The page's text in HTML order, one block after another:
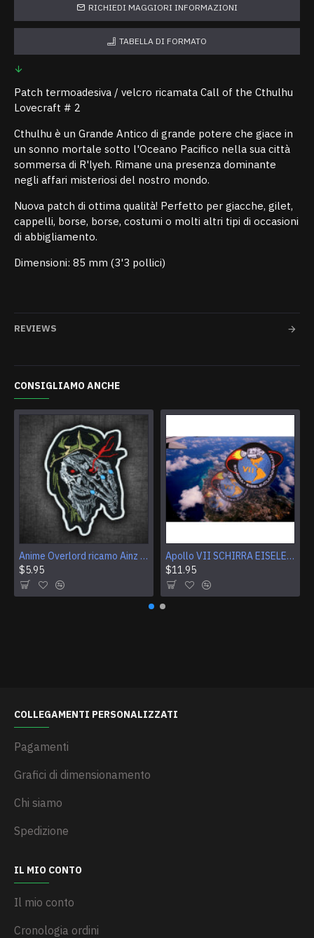
RICHIEDI MAGGIORI INFORMAZIONI
TABELLA DI FORMATO
Patch termoadesiva / velcro ricamata Call of the Cthulhu
Lovecraft # 2
Cthulhu è un Grande Antico di grande potere che giace in
un sonno mortale sotto l'Oceano Pacifico nella sua città
sommersa di R'lyeh. Rimane una presenza dominante
negli affari misteriosi del nostro mondo.
Nuova patch di ottima qualità! Perfetto per giacche, gilet,
cappelli, borse, borse, costumi o molti altri tipi di occasioni
di abbigliamento.
Dimensioni: 85 mm (3'3 pollici)
REVIEWS
CONSIGLIAMO ANCHE
Anime Overlord ricamo Ainz Ooal Gown patch Sorcerer King Iron-on patch Hook and loop Mga ricamato Sew-on patch Halloween Skull gift
$5.95
Apollo VII SCHIRRA EISELE CUNNINGHAM Logo Patch per ricamo NASA
$11.95
COLLEGAMENTI PERSONALIZZATI
Pagamenti
Grafici di dimensionamento
Chi siamo
Spedizione
IL MIO CONTO
Il mio conto
Cronologia ordini